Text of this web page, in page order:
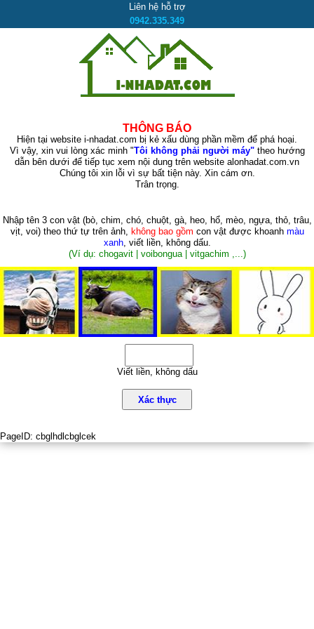
Liên hệ hỗ trợ
0942.335.349
THÔNG BÁO
Hiện tại website i-nhadat.com bị kẻ xấu dùng phần mềm để phá hoại.
Vì vậy, xin vui lòng xác minh "Tôi không phải người máy"theo hướng
dẫn bên dưới để tiếp tục xem nội dung trên website alonhadat.com.vn
Chúng tôi xin lỗi vì sự bất tiện này. Xin cám ơn.
Trân trọng.
Nhập tên 3 con vật (bò, chim, chó, chuột, gà, heo, hổ, mèo, ngựa, thỏ, trâu,
vịt, voi)theo thứ tự trên ảnh, không bao gồm con vật được khoanh màu
xanh, viết liền, không dấu.
(Ví dụ: chogavit | voibongua | vitgachim ,...)
Viết liền, không dấu
Xác thực
PageID: cbglhdlcbglcek